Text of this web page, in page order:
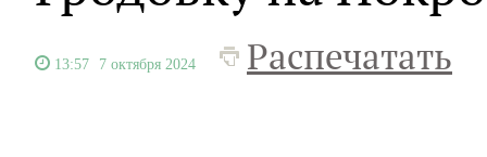
13:57 7 октября 2024 Распечатать